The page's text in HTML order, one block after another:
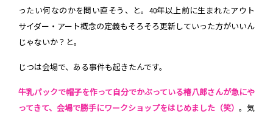
ったい何なのかを問い直そう、と。40年以上前に生まれたアウト
サイダー・アート概念の定義もそろそろ更新していった方がいいん
じゃないか？と。
じつは会場で、ある事件も起きたんです。
牛乳パックで帽子を作って自分でかぶっている椿八郎さんが急にや
ってきて、会場で勝手にワークショップをはじめました（笑） 。気